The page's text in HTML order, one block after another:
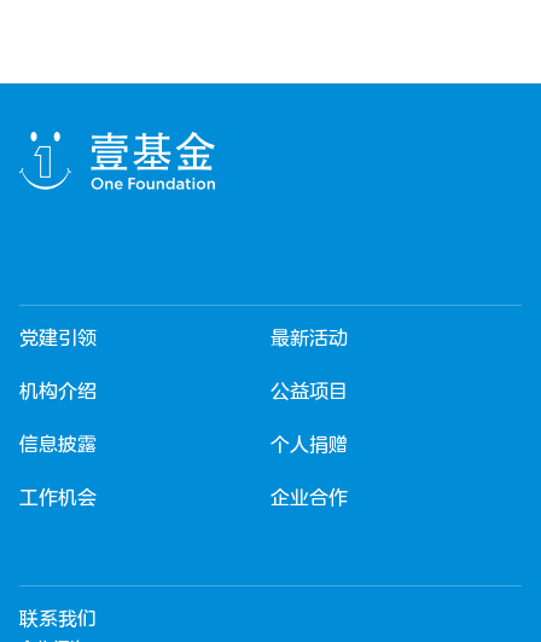
党建引领
机构介绍
信息披露
工作机会
最新活动
公益项目
个人捐赠
企业合作
联系我们